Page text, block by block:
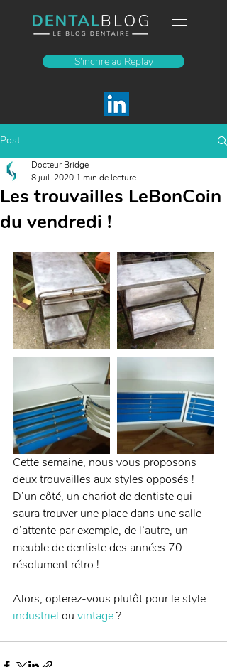
S'incrire au Replay
Post
Les trouvailles LeBonCoin
du vendredi !
Docteur Bridge
8 juil. 2020 1 min de lecture
Cette semaine, nous vous proposons
deux trouvailles aux styles opposés !
D’un côté, un chariot de dentiste qui
saura trouver une place dans une salle
d’attente par exemple, de l’autre, un
meuble de dentiste des années 70
résolument rétro !
Alors, opterez-vous plutôt pour le style
industriel ou vintage ?